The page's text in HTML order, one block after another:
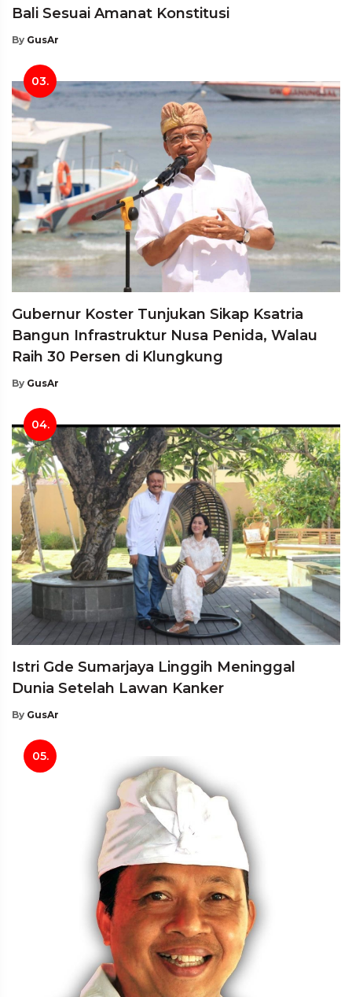
Bali Sesuai Amanat Konstitusi
By GusAr
03.
Gubernur Koster Tunjukan Sikap Ksatria
Bangun Infrastruktur Nusa Penida, Walau
Raih 30 Persen di Klungkung
By GusAr
04.
Istri Gde Sumarjaya Linggih Meninggal
Dunia Setelah Lawan Kanker
By GusAr
05.